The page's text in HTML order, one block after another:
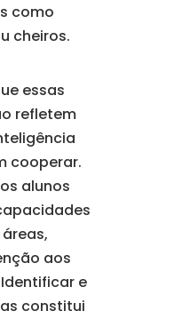
como
cheiros.
essas
refletem
cooperar.
alunos
aos
e
constitui